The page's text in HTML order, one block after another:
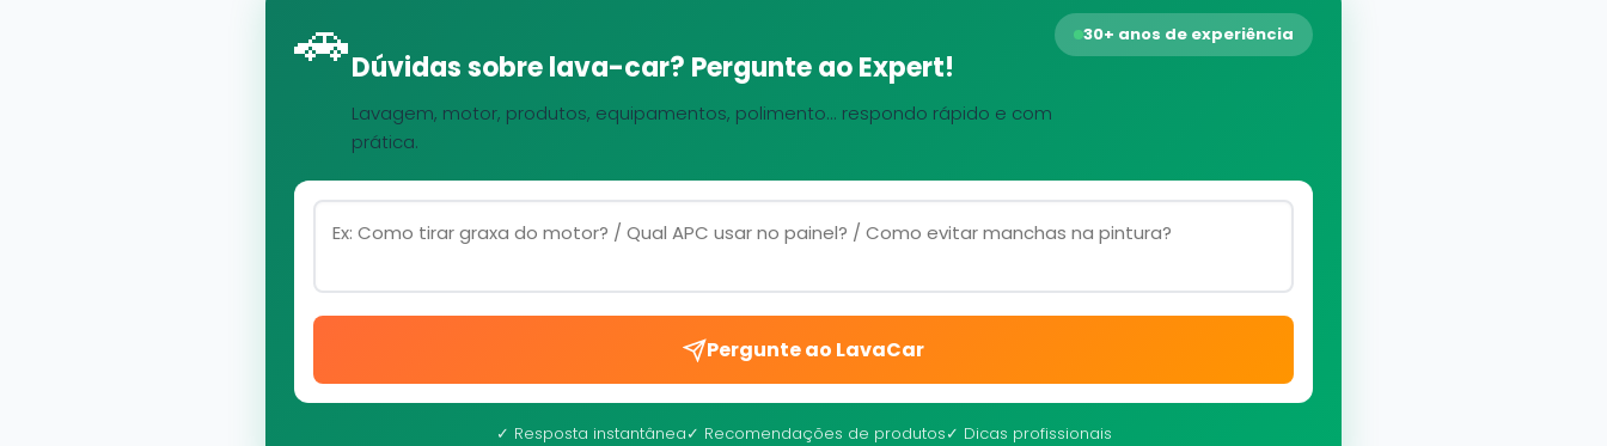
🚗Dúvidas sobre lava-car? Pergunte ao Expert!
Lavagem, motor, produtos, equipamentos, polimento... respondo rápido e com
prática.
30+ anos de experiência
Pergunte ao LavaCar
✓ Resposta instantânea✓ Recomendações de produtos✓ Dicas profissionais